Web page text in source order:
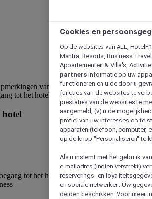
van klanten
tot het hotel
hotel
tot het hotel
Cookies en
Op de websites van ALL,
Mantra, Resorts, Business
Appartementen & Villa's,
partners informatie op uw
functioneren en u de door u
functies van de websites te
prestaties van de websites te
aangemeld; (v) u de
profiel van uw interesses op te
apparaten (telefoon, computer,
op de knop "Personaliseren" te
Als u instemt met het gebruik
e-mailadres (indien verstrekt)
reserverings- en
en sociale netwerken. Uw
derden beschikken. Voor meer